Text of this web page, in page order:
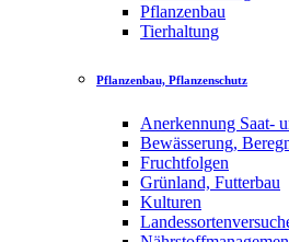
Pflanzenbau
Tierhaltung
Pflanzenbau, Pflanzenschutz
Anerkennung Saat-
Bewässerung,
Fruchtfolgen
Grünland, Futterbau
Kulturen